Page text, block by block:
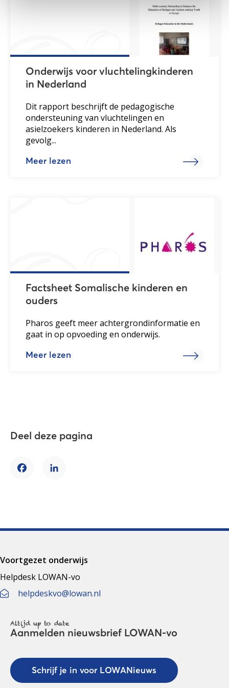
Onderwijs voor vluchtelingkinderen
in Nederland
Dit rapport beschrijft de pedagogische
ondersteuning van vluchtelingen en
asielzoekers kinderen in Nederland. Als
gevolg...
Meer lezen
Factsheet Somalische kinderen en
ouders
Pharos geeft meer achtergrondinformatie en
gaat in op opvoeding en onderwijs.
Meer lezen
Deel deze pagina
FacebookLinkedIn
Voortgezet onderwijs
Helpdesk LOWAN-vo
helpdeskvo@lowan.nl
Altijd up to date
Aanmelden nieuwsbrief LOWAN-vo
Schrijf je in voor LOWANieuws